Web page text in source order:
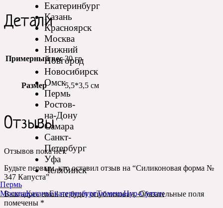
Екатеринбург
Казань
Красноярск
Москва
Нижний
Новгород
Новосибирск
Омск
Пермь
Ростов-
на-Дону
Самара
Санкт-
Петербург
Уфа
Челябинск
Пермь
МоскваКазаньЕкатеринбургТюменьНур-Султан
Детали
Примерный вес 30 гр
Размер 5,5*3,5 см
Отзывы
Отзывов пока нет.
Будьте первым, кто оставил отзыв на “Силиконовая форма №
347 Капуста”
Ваш адрес email не будет опубликован. Обязательные поля
помечены *